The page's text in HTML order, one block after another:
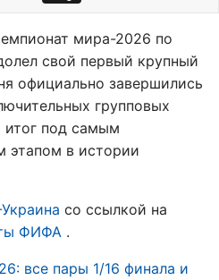
мира-2026 по
свой первый крупный
официально завершились
групповых
итог под самым
этапом в истории
со ссылкой на
ФИФА .
все пары 1/16 финала и